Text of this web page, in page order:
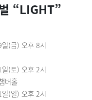
“LIGHT”
(금) 오후 8시
(토) 오후 2시
버홀
(일) 오후 2시